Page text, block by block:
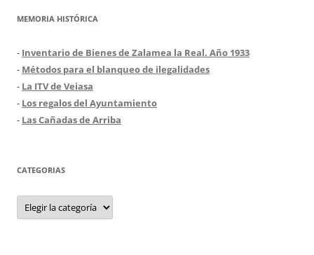
MEMORIA HISTÓRICA
- Inventario de Bienes de Zalamea la Real. Año 1933
- Métodos para el blanqueo de ilegalidades
- La ITV de Veiasa
- Los regalos del Ayuntamiento
- Las Cañadas de Arriba
CATEGORIAS
Categorias